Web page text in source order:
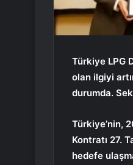
Türkiye LPG
olan ilgiyi
durumda.
Türkiye’nin,
Kontratı 27.
hedefe